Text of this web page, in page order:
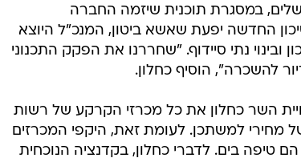
במסגרת תוכנית שיזמה החברה
החדשה יפעת שאשא ביטון, המנכ"ל היוצא
ובינוי נתי סיידוף. "שחררנו את הפקק התכנוני
להשכרה", הוסיף כחלון.
השר כחלון את כל מכרזי הקרקע של רשות
מחירי למשתכן. לעומת זאת, היקפי המכרזים
טיפה בים. לדברי כחלון, בקדנציה הנוכחית